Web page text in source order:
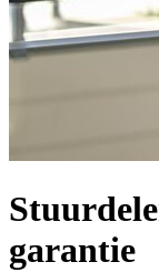
garantie